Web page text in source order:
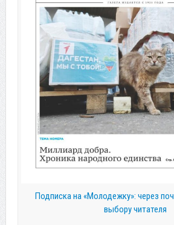
Подписка на «Молодежку»: через
выбору читателя